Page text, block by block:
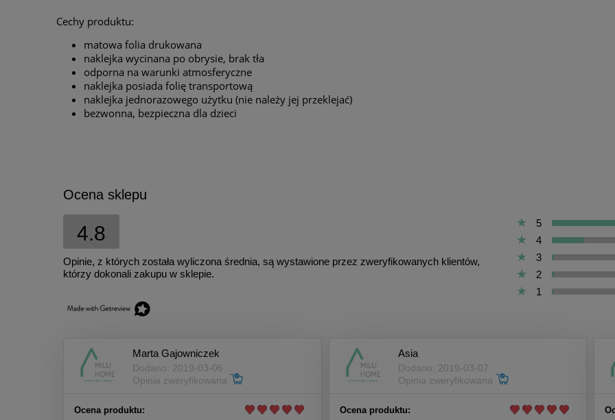
Cechy produktu:
matowa folia drukowana
naklejka wycinana po obrysie, brak tła
odporna na warunki atmosferyczne
naklejka posiada folię transportową
naklejka jednorazowego użytku (nie należy jej przeklejać)
bezwonna, bezpieczna dla dzieci
Ocena sklepu
4.8
Opinie, z których została wyliczona średnia, są wystawione przez zweryfikowanych klientów,
którzy dokonali zakupu w sklepie.
5
4
3
2
1
Marta Gajowniczek
Dodano: 2019-03-06
Opinia zweryfikowana
Ocena produktu:
Asia
Dodano: 2019-03-07
Opinia zweryfikowana
Ocena produktu: